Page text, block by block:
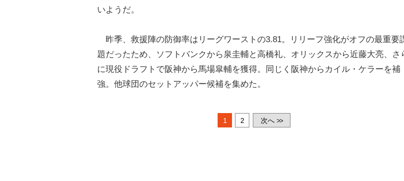
いようだ。
昨季、救援陣の防御率はリーグワーストの3.81。リリーフ強化がオフの最重要
題だったため、ソフトバンクから泉圭輔と高橋礼、オリックスから近藤大亮、さ
に現役ドラフトで阪神から馬場皐輔を獲得。同じく阪神からカイル・ケラーを補
強。他球団のセットアッパー候補を集めた。
1 2 次へ >>